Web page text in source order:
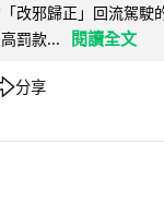
改邪歸正」回流駕駛
罰款...
閱讀全文
分享